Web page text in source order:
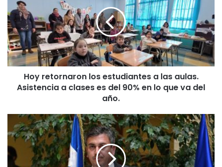
r
e
t
o
r
n
s
e
Hoy retornaron los estudiantes a las aulas.
Asistencia a clases es del 90% en lo que va del
año.
n
e